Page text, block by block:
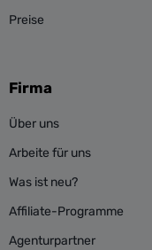
Preise
Firma
Über uns
Arbeite für uns
Was ist neu?
Affiliate-Programme
Agenturpartner